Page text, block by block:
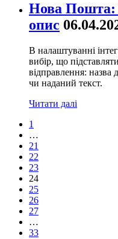
Нова Пошта:
опис
В налаштуванні
вибір, що
відправлення: назва
чи наданий текст.
Читати далі
1
…
21
22
23
24
25
26
27
…
33